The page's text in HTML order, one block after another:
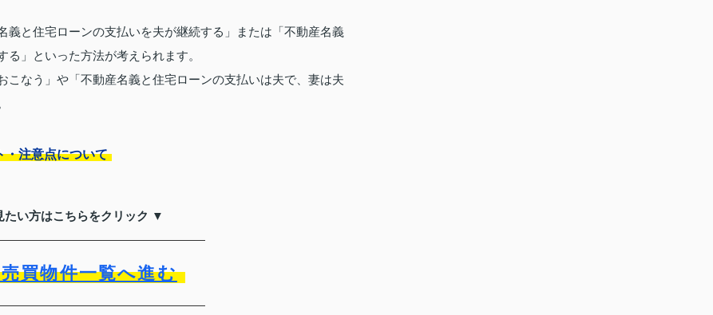
義と住宅ローンの支払いを夫が継続する」または「不動産名義
」といった方法が考えられます。
こなう」や「不動産名義と住宅ローンの支払いは夫で、妻は夫
・注意点について
い方はこちらをクリック ▼
買物件一覧へ進む